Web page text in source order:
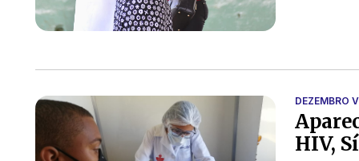
DEZEMBRO
HIV,